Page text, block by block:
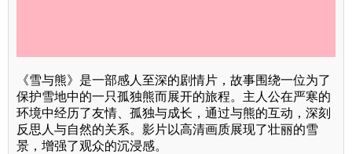
《雪与熊》是一部感人至深的剧情片，故事围绕一位为了
保护雪地中的一只孤独熊而展开的旅程。主人公在严寒的
环境中经历了友情、孤独与成长，通过与熊的互动，深刻
反思人与自然的关系。影片以高清画质展现了壮丽的雪
景，增强了观众的沉浸感。